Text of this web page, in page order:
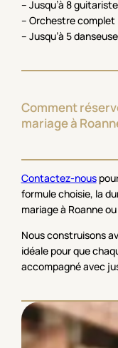
– Jusqu’à 8
– Orchestre
– Jusqu’à 5
Comment
mariage à
Contactez-nous
formule choisie, la
mariage à Roanne
Nous construisons
idéale pour que
accompagné avec